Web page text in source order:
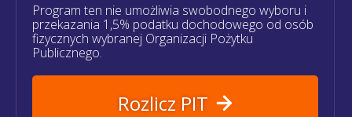
Program ten nie umożliwia swobodnego wyboru i
przekazania 1,5% podatku dochodowego od osób
fizycznych wybranej Organizacji Pożytku
Publicznego.
Rozlicz PIT